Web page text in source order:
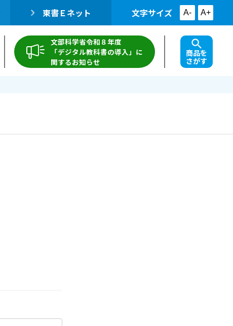
東書Ｅネット 文字サイズ A- A+
文部科学省令和８年度
「デジタル教科書の導入」に
関するお知らせ
商品を
さがす